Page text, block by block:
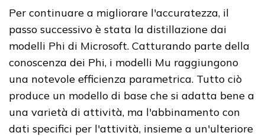
Per continuare a migliorare l'accuratezza, il
passo successivo è stata la distillazione dai
modelli Phi di Microsoft. Catturando parte della
conoscenza dei Phi, i modelli Mu raggiungono
una notevole efficienza parametrica. Tutto ciò
produce un modello di base che si adatta bene a
una varietà di attività, ma l'abbinamento con
dati specifici per l'attività, insieme a un'ulteriore